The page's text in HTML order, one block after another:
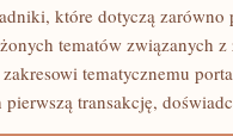
które dotyczą
tematów związanych
tematycznemu
pierwszą transakcję,